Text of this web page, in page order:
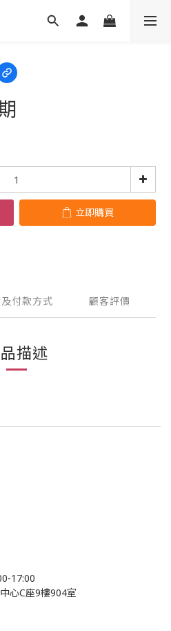
立即購買
付款方式 顧客評價
描述
17:00
心C座9樓904室